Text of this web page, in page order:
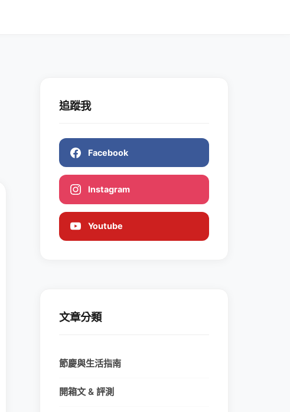
追蹤我
Facebook
Instagram
Youtube
文章分類
節慶與生活指南
開箱文 & 評測